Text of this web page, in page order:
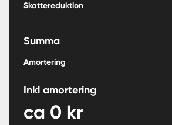
Skattereduktion
Summa
Amortering
Inkl amortering
ca 0 kr